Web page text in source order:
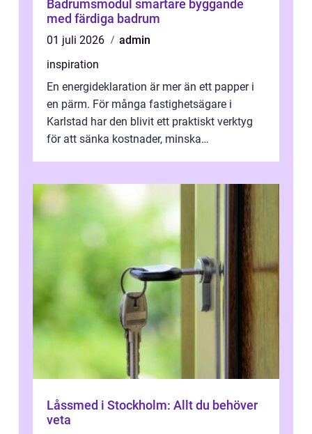
Badrumsmodul smartare byggande
med färdiga badrum
01 juli 2026
admin
inspiration
En energideklaration är mer än ett papper i
en pärm. För många fastighetsägare i
Karlstad har den blivit ett praktiskt verktyg
för att sänka kostnader, minska
Låssmed i Stockholm: Allt du behöver
veta